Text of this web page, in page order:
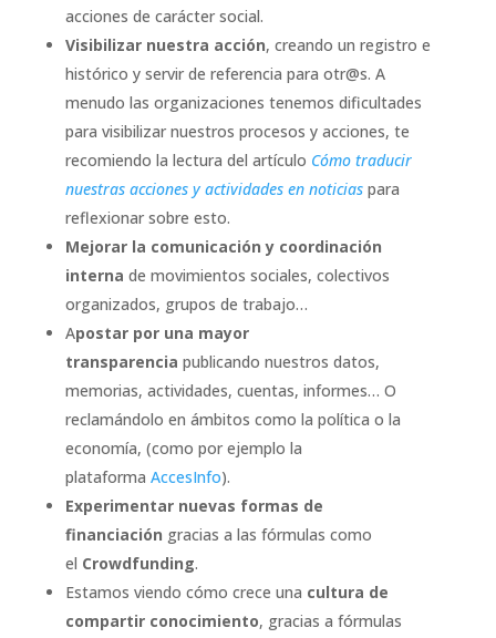
acciones de carácter social.
Visibilizar nuestra acción, creando un registro e
histórico y servir de referencia para otr@s. A
menudo las organizaciones tenemos dificultades
para visibilizar nuestros procesos y acciones, te
recomiendo la lectura del artículo Cómo traducir
nuestras acciones y actividades en noticiaspara
reflexionar sobre esto.
Mejorar la comunicación y coordinación
interna de movimientos sociales, colectivos
organizados, grupos de trabajo…
Apostar por una mayor
transparencia publicando nuestros datos,
memorias, actividades, cuentas, informes… O
reclamándolo en ámbitos como la política o la
economía, (como por ejemplo la
plataforma AccesInfo).
Experimentar nuevas formas de
financiación gracias a las fórmulas como
el Crowdfunding.
Estamos viendo cómo crece una cultura de
compartir conocimiento, gracias a fórmulas